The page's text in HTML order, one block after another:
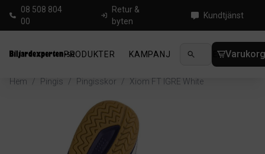
08 508 804
00
Retur &
byten
Kundtjänst
PRODUKTER KAMPANJ NYHETER
Hem / Pingis / Pingisskor / Xiom FT IGRE White